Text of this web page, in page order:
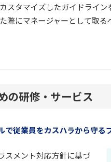
スタマイズしたガイドライン
際にマネージャーとして取る
の研修・サービス
で従業員をカスハラから守る
スメント対応方針に基づ